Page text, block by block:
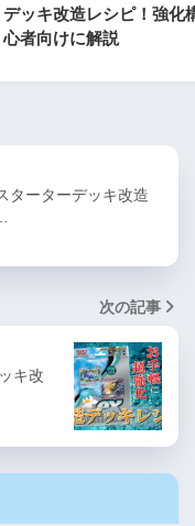
デッキ改造レシピ！強化
心者向けに解説
ターターデッキ改造
次の記事
キ改